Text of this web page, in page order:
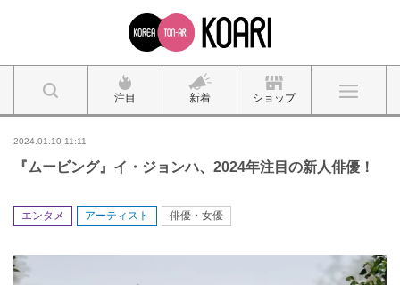
注目 新着 ショップ
2024.01.10 11:11
『ムービング』イ・ジョンハ、2024年注目の新人俳優！
エンタメ アーティスト 俳優・女優